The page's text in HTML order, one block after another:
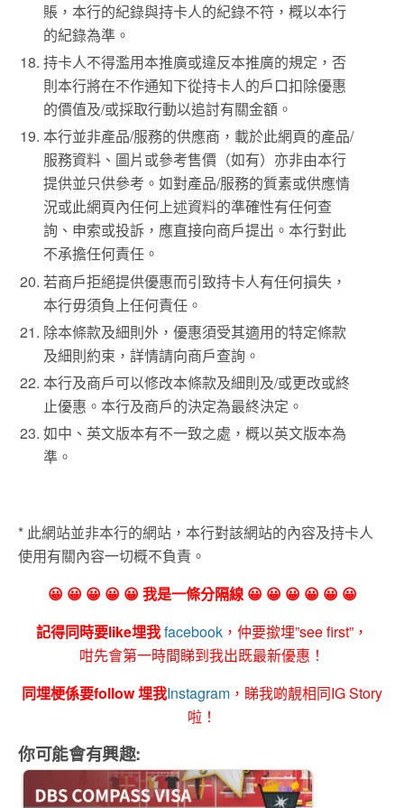
賬，本行的紀錄與持卡人的紀錄不符，概以本行
的紀錄為準。
持卡人不得濫用本推廣或違反本推廣的規定，否
則本行將在不作通知下從持卡人的戶口扣除優惠
的價值及/或採取行動以追討有關金額。
本行並非產品/服務的供應商，載於此網頁的產品/
服務資料、圖片或參考售價（如有）亦非由本行
提供並只供參考。如對產品/服務的質素或供應情
況或此網頁內任何上述資料的準確性有任何查
詢、申索或投訴，應直接向商戶提出。本行對此
不承擔任何責任。
若商戶拒絕提供優惠而引致持卡人有任何損失，
本行毋須負上任何責任。
除本條款及細則外，優惠須受其適用的特定條款
及細則約束，詳情請向商戶查詢。
本行及商戶可以修改本條款及細則及/或更改或終
止優惠。本行及商戶的決定為最終決定。
如中、英文版本有不一致之處，概以英文版本為
準。
* 此網站並非本行的網站，本行對該網站的內容及持卡人
使用有關內容一切概不負責。
😀 😀 😀 😀 😀 我是一條分隔線 😀 😀 😀 😀 😀 😀
記得同時要like埋我facebook ，仲要撳埋”see first”，
咁先會第一時間睇到我出既最新優惠！
同埋梗係要follow 埋我Instagram ，睇我啲靚相同IG Story
啦！
你可能會有興趣: